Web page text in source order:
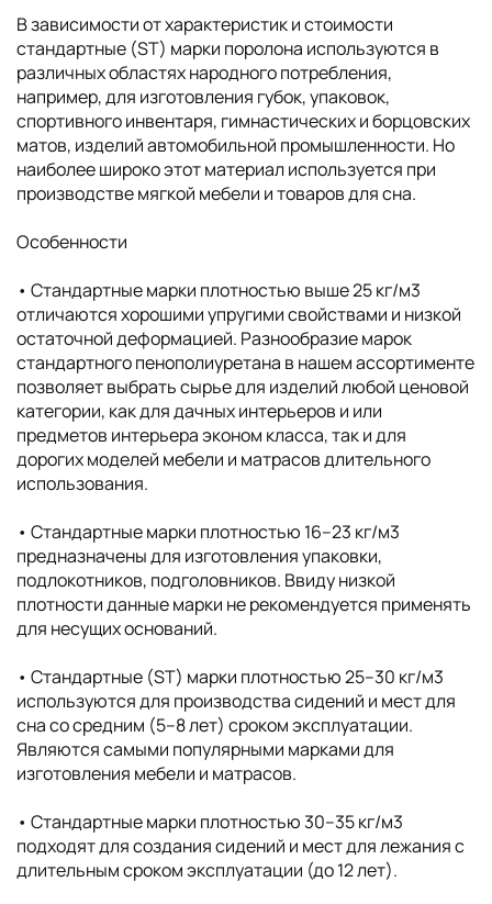
В зависимости от характеристик и стоимости
стандартные (ST) марки поролона используются в
различных областях народного потребления,
например, для изготовления губок, упаковок,
спортивного инвентаря, гимнастических и борцовских
матов, изделий автомобильной промышленности. Но
наиболее широко этот материал используется при
производстве мягкой мебели и товаров для сна.
Особенности
• Cтандартные марки плотностью выше 25 кг/м3
отличаются хорошими упругими свойствами и низкой
остаточной деформацией. Разнообразие марок
стандартного пенополиуретана в нашем ассортименте
позволяет выбрать сырье для изделий любой ценовой
категории, как для дачных интерьеров и или
предметов интерьера эконом класса, так и для
дорогих моделей мебели и матрасов длительного
использования.
• Cтандартные марки плотностью 16–23 кг/м3
предназначены для изготовления упаковки,
подлокотников, подголовников. Ввиду низкой
плотности данные марки не рекомендуется применять
для несущих оснований.
• Стандартные (ST) марки плотностью 25–30 кг/м3
используются для производства сидений и мест для
сна со средним (5–8 лет) сроком эксплуатации.
Являются самыми популярными марками для
изготовления мебели и матрасов.
• Стандартные марки плотностью 30–35 кг/м3
подходят для создания сидений и мест для лежания с
длительным сроком эксплуатации (до 12 лет).